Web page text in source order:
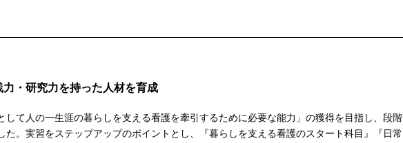
・研究力を持った人材を育成
て人の一生涯の暮らしを支える看護を牽引するために必要な能力」の獲得を目指し、段階
た。実習をステップアップのポイントとし、『暮らしを支える看護のスタート科目』『日常